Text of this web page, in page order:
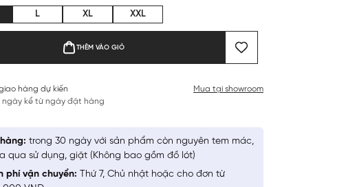
L XL XXL
THÊM VÀO GIỎ
hàng dự kiến
ngày kể từ ngày đặt hàng
Mua tại showroom
trong 30 ngày với sản phẩm còn nguyên tem mác,
qua sử dụng, giặt (Không bao gồm đồ lót)
phí vận chuyển: Thứ 7, Chủ nhật hoặc cho đơn từ